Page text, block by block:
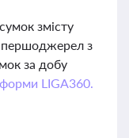
змісту
першоджерел з
за добу
LIGA360.